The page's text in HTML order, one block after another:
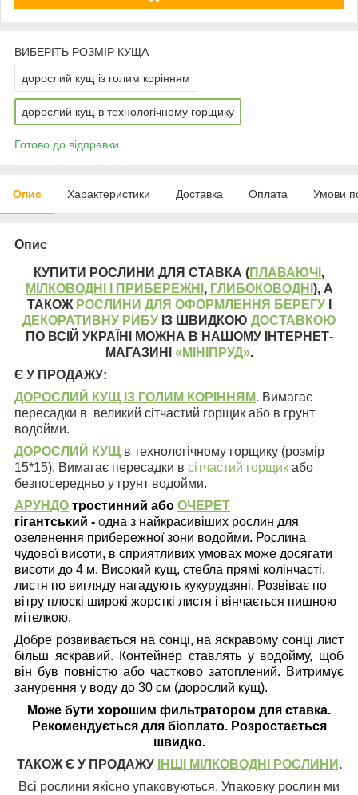
ВИБЕРІТЬ РОЗМІР КУЩА
дорослий кущ із голим корінням
дорослий кущ в технологічному горщику
Готово до відправки
Опис Характеристики Доставка Оплата Умови
Опис
КУПИТИ РОСЛИНИ ДЛЯ СТАВКА (ПЛАВАЮЧІ ,
МІЛКОВОДНІ І ПРИБЕРЕЖНІ , ГЛИБОКОВОДНІ ), А
ТАКОЖ РОСЛИНИ ДЛЯ ОФОРМЛЕННЯ БЕРЕГУІ
ДЕКОРАТИВНУ РИБУІЗ ШВИДКОЮ ДОСТАВКОЮ
ПО ВСІЙ УКРАЇНІ МОЖНА В НАШОМУ ІНТЕРНЕТ-
МАГАЗИНІ «МІНІПРУД».
Є У ПРОДАЖУ:
ДОРОСЛИЙ КУЩ ІЗ ГОЛИМ КОРІННЯМ. Вимагає
пересадки в великий сітчастий горщик або в грунт
водойми.
ДОРОСЛИЙ КУЩв технологічному горщику (розмір
15*15). Вимагає пересадки в сітчастий горщик або
безпосередньо у грунт водойми.
AРУНДО тростинний або ОЧЕРЕТ
гігантський - одна з найкрасивіших рослин для
озеленення прибережної зони водойми. Рослина
чудової висоти, в сприятливих умовах може досягати
висоти до 4 м. Високий кущ, стебла прямі колінчасті,
листя по вигляду нагадують кукурудзяні. Розвіває по
вітру плоскі широкі жорсткі листя і вінчається пишною
мітелкою.
Добре розвивається на сонці, на яскравому сонці лист
більш яскравий. Контейнер ставлять у водойму, щоб
він був повністю або частково затоплений. Витримує
занурення у воду до 30 см (дорослий кущ).
Може бути хорошим фильтратором для ставка.
Рекомендується для біоплато. Розростається
швидко.
ТАКОЖ Є У ПРОДАЖУ
ІНШІ МІЛКОВОДНІ РОСЛИНИ .
Всі рослини якісно упаковуються. Упаковку рослин ми